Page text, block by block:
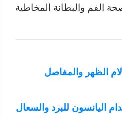
الفم والبطانة المخاطية
الظهر والمفاصل
اليانسون للبرد والسعال